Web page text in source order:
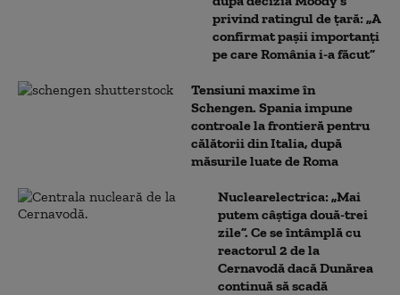
privind ratingul de țară: „A
confirmat pașii importanți
pe care România i-a făcut”
Tensiuni maxime în
Schengen. Spania impune
controale la frontieră pentru
călătorii din Italia, după
măsurile luate de Roma
Nuclearelectrica: „Mai
putem câștiga două-trei
zile”. Ce se întâmplă cu
reactorul 2 de la
Cernavodă dacă Dunărea
continuă să scadă